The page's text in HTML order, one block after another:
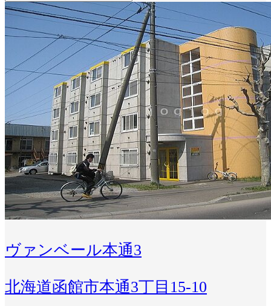
ヴァンベール本通3
北海道函館市本通3丁目15-10